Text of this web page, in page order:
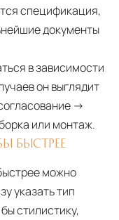
спецификация,
документы
в зависимости
он выглядит
→
или монтаж.
БЫСТРЕЕ
можно
указать тип
стилистику,